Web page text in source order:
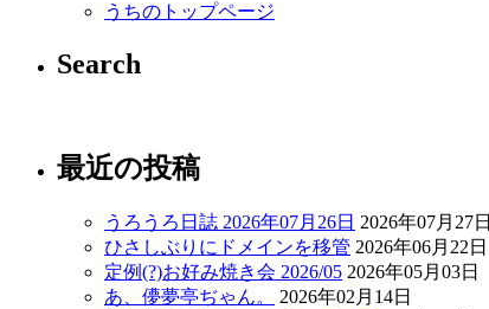
うちのトップページ
Search
最近の投稿
うろうろ日誌 2026年07月26日 2026年07月27日
ひさしぶりにドメインを移管 2026年06月22日
定例(?)お好み焼き会 2026/05 2026年05月03日
あ、儚夢亭ぢゃん。
2026年02月14日